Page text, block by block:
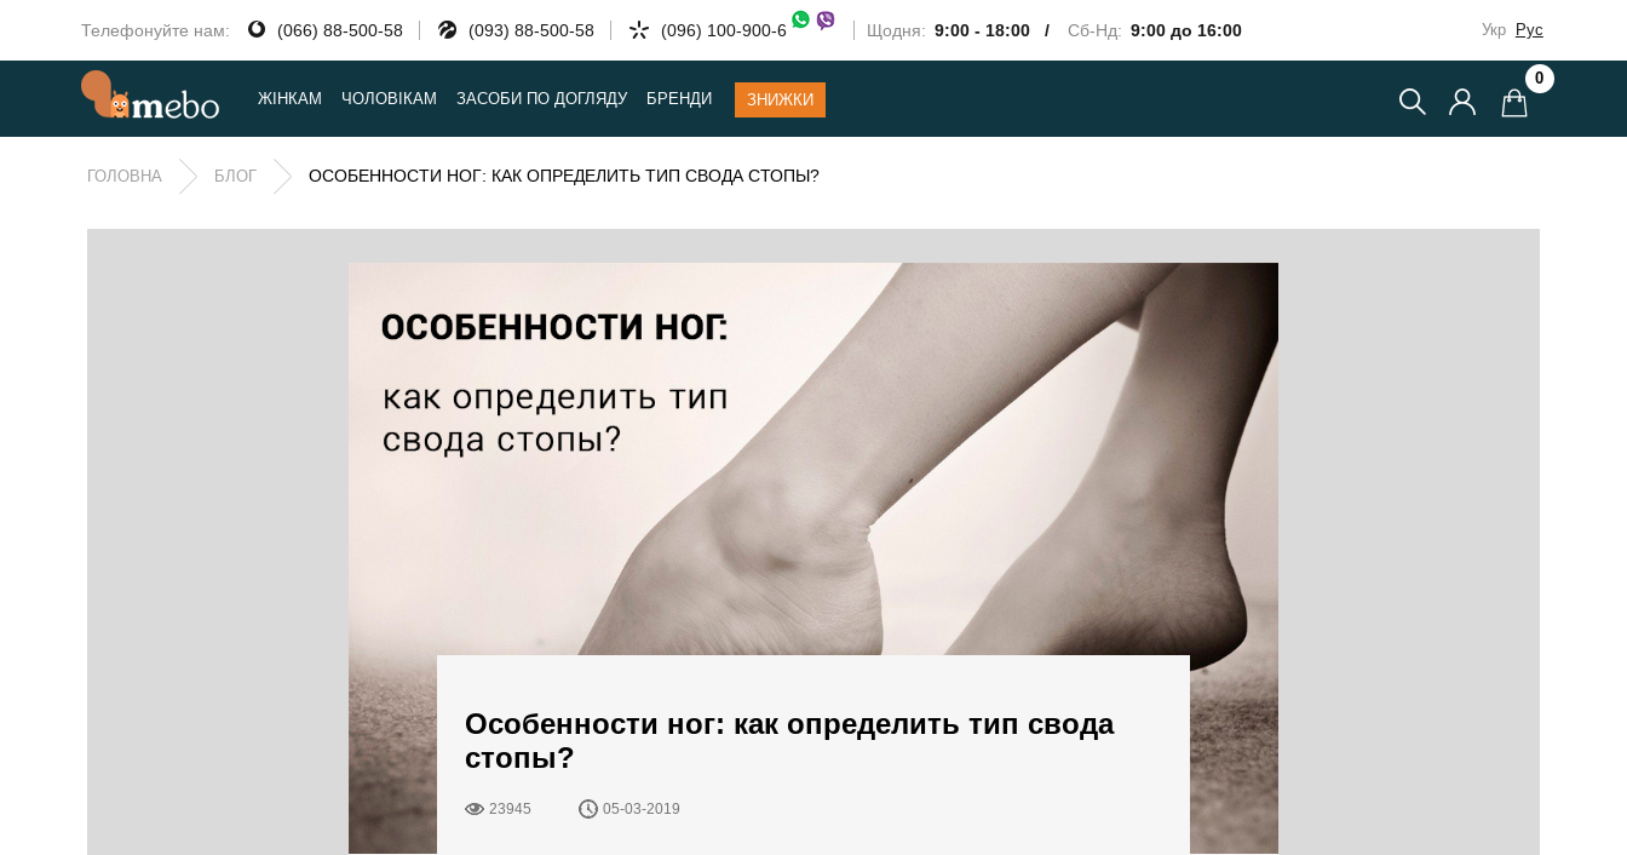
Телефонуйте нам: (066) 88-500-58 (093) 88-500-58 (096) 100-900-6 Щодня: 9:00 - 18:00 / Сб-Нд: 9:00 до 16:00 Укр Рус
ЖІНКАМ ЧОЛОВІКАМ ЗАСОБИ ПО ДОГЛЯДУ БРЕНДИ ЗНИЖКИ
0
ГОЛОВНА БЛОГ ОСОБЕННОСТИ НОГ: КАК ОПРЕДЕЛИТЬ ТИП СВОДА СТОПЫ?
Особенности ног: как определить тип свода
стопы?
23945 05-03-2019